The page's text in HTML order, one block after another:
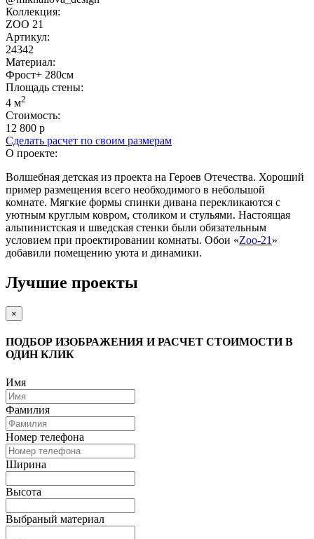
Коллекция:
ZOO 21
Артикул:
24342
Материал:
Фрост+ 280см
Площадь cтены:
4 м2
Стоимость:
12 800 р
Сделать расчет по своим размерам
О проекте:
Волшебная детская из проекта на Героев Отечества. Хороший
пример размещения всего необходимого в небольшой
комнате. Мягкие формы спинки дивана перекликаются с
уютным круглым ковром, столиком и стульями. Настоящая
альпинистская и шведская стенки были обязательным
условием при проектировании комнаты. Обои «Zoo-21 »
добавили помещению уюта и динамики.
Лучшие проекты
×
ПОДБОР ИЗОБРАЖЕНИЯ И РАСЧЕТ СТОИМОСТИ В
ОДИН КЛИК
Имя
Фамилия
Номер телефона
Ширина
Высота
Выбраный материал